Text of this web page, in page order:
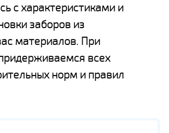
с характеристиками и
заборов из
материалов. При
всех
норм и правил